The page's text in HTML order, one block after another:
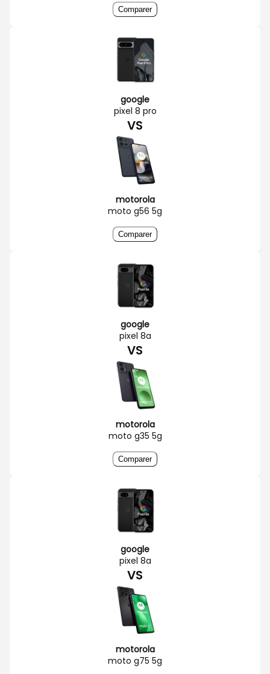
Comparer
google
pixel 8 pro
VS
motorola
moto g56 5g
Comparer
google
pixel 8a
VS
motorola
moto g35 5g
Comparer
google
pixel 8a
VS
motorola
moto g75 5g